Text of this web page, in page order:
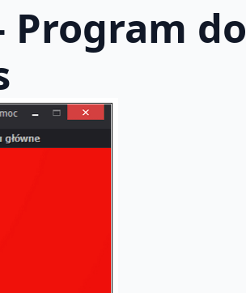
Program do